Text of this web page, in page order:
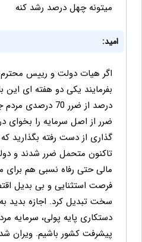
میتونه چهل درصد رشد کنه
امید:
اگر هیات دولت و رییس
ضرر از اصل سرمایه را بخوای
تاکنون متحمل ضرر شدند و
مالی حتی رفاه نسبی هم برای
فرصت استثنایی و بی بدیل
سخت تبدیل کرد. اجازه بدید
دستکاری پایه پولی، سرمایه
پیشرفت کشور باشیم. ویران